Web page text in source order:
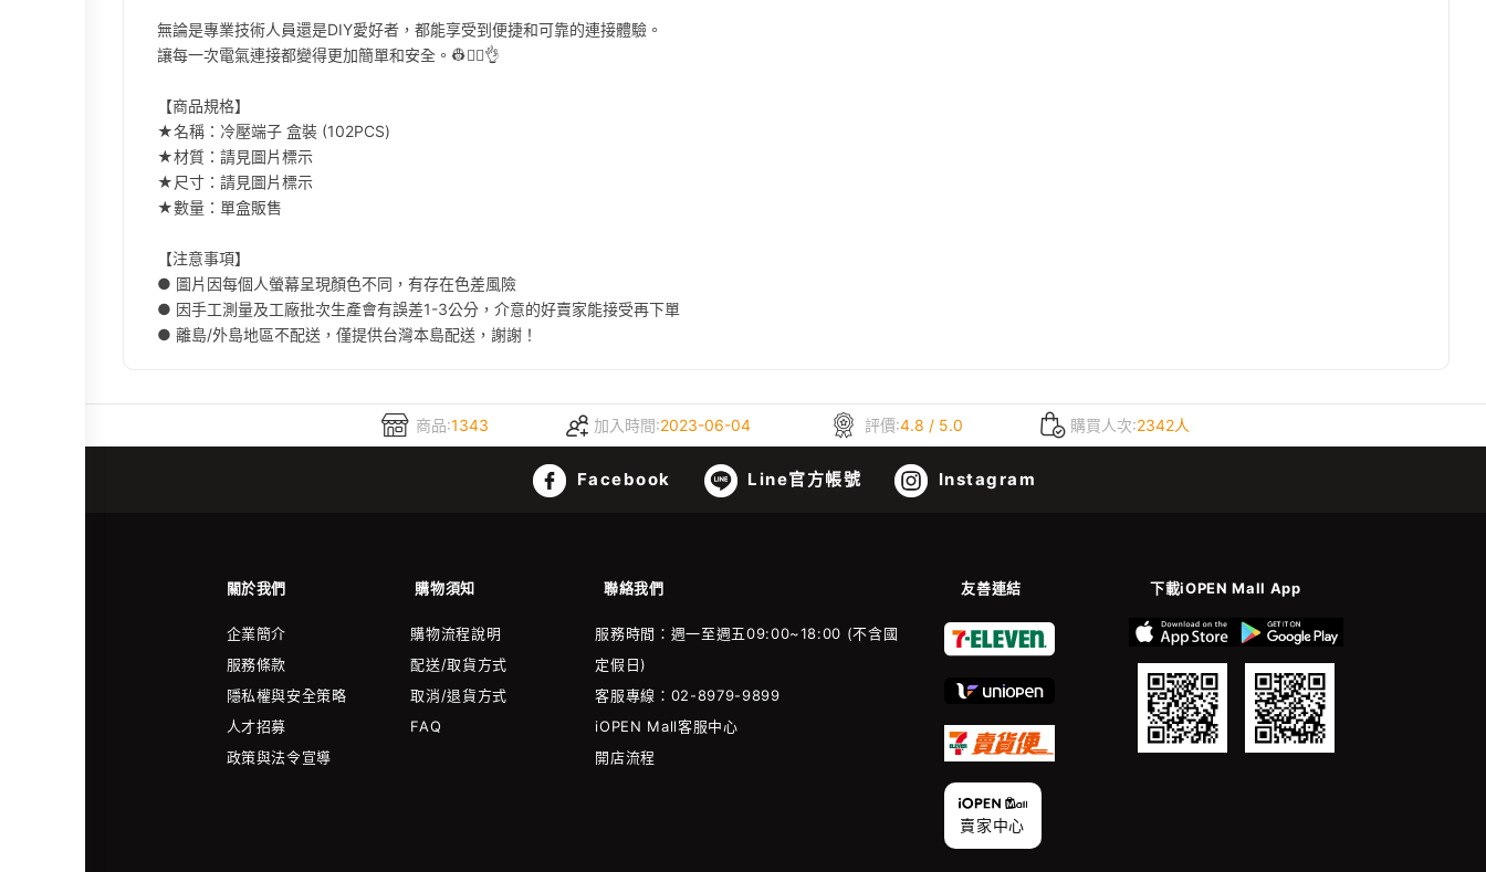
無論是專業技術人員還是DIY愛好者，都能享受到便捷和可靠的連接體驗。
讓每一次電氣連接都變得更加簡單和安全。👷👷‍♀️👌
【商品規格】
★名稱：冷壓端子 盒裝 (102PCS)
★材質：請見圖片標示
★尺寸：請見圖片標示
★數量：單盒販售
【注意事項】
● 圖片因每個人螢幕呈現顏色不同，有存在色差風險
● 因手工測量及工廠批次生產會有誤差1-3公分，介意的好賣家能接受再下單
● 離島/外島地區不配送，僅提供台灣本島配送，謝謝！
商品:1343 加入時間:2023-06-04 評價:4.8 / 5.0 購買人次:2342人
Facebook Line官方帳號 Instagram
關於我們 購物須知 聯絡我們 友善連結 下載iOPEN Mall App
企業簡介
服務條款
隱私權與安全策略
人才招募
政策與法令宣導
購物流程說明
配送/取貨方式
取消/退貨方式
FAQ
服務時間：週一至週五09:00~18:00 (不含國
定假日)
客服專線：02-8979-9899
iOPEN Mall客服中心
開店流程
賣家中心